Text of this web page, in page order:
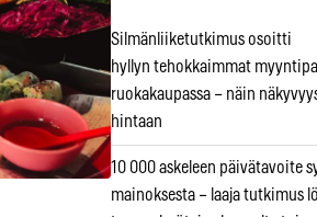
Silmänliiketutkimus osoitti
hyllyn tehokkaimmat
ruokakaupassa – näin
hintaan
10 000 askeleen päivätavoite
mainoksesta – laaja tutkimus